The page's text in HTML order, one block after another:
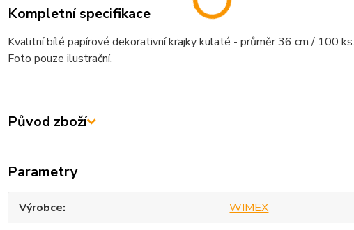
Kompletní specifikace
Kvalitní bílé papírové dekorativní krajky kulaté - průměr 36 cm / 100 ks.
Foto pouze ilustrační.
Původ zboží
Parametry
Výrobce
WIMEX